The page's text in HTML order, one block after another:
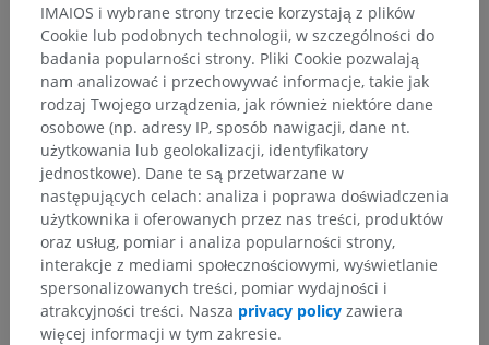
Hierarchia anatomiczna
IMAIOS i wybrane strony trzecie korzystają z plików
Cookie lub podobnych technologii, w szczególności do
badania popularności strony. Pliki Cookie pozwalają
nam analizować i przechowywać informacje, takie jak
rodzaj Twojego urządzenia, jak również niektóre dane
osobowe (np. adresy IP, sposób nawigacji, dane nt.
użytkowania lub geolokalizacji, identyfikatory
jednostkowe). Dane te są przetwarzane w
następujących celach: analiza i poprawa doświadczenia
użytkownika i oferowanych przez nas treści, produktów
oraz usług, pomiar i analiza popularności strony,
interakcje z mediami społecznościowymi, wyświetlanie
spersonalizowanych treści, pomiar wydajności i
atrakcyjności treści. Nasza privacy policy zawiera
więcej informacji w tym zakresie.